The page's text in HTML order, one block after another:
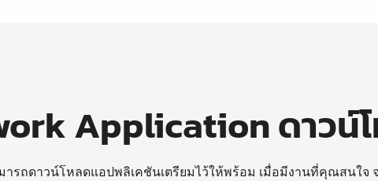
Application ดาวน์
ารถดาวน์โหลดแอปพลิเคชันเตรียมไว้ให้พร้อม เมื่อมีงานที่คุณสนใจ